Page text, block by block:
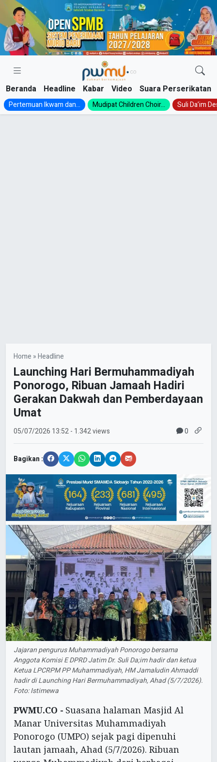
Skip
content
Beranda Headline Kabar Video Suara Perserikatan
Pertemuan Ikwam dan... Mudipat Children Choir... Suli Da’im
Home »Headline
Launching Hari Bermuhammadiyah
Ponorogo, Ribuan Jamaah Hadiri
Gerakan Dakwah dan Pemberdayaan
Umat
05/07/2026 13:52- 1.342 views 0
Bagikan :
Jajaran pengurus Muhammadiyah Ponorogo bersama
Anggota Komisi E DPRD Jatim Dr. Suli Da;im hadir dan ketua
Ketua LPCRPM PP Muhammadiyah, HM Jamaludin Ahmaddi
hadir di Launching Hari Bermuhammadiyah, Ahad (5/7/2026).
Foto: Istimewa
PWMU.CO - Suasana halaman Masjid Al
Manar Universitas Muhammadiyah
Ponorogo (UMPO) sejak pagi dipenuhi
lautan jamaah, Ahad (5/7/2026). Ribuan